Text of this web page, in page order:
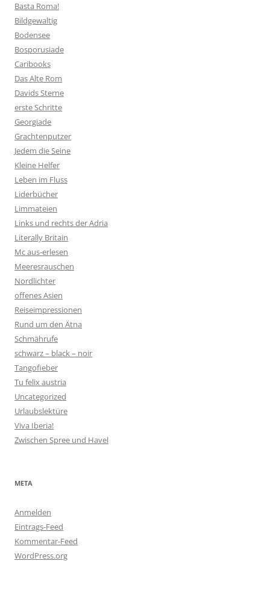
Basta Roma!
Bildgewaltig
Bodensee
Bosporusiade
Caribooks
Das Alte Rom
Davids Sterne
erste Schritte
Georgiade
Grachtenputzer
Jedem die Seine
Kleine Helfer
Leben im Fluss
Liderbücher
Limmateien
Links und rechts der Adria
Literally Britain
Mc aus-erlesen
Meeresrauschen
Nordlichter
offenes Asien
Reiseimpressionen
Rund um den Ätna
Schmährufe
schwarz – black – noir
Tangofieber
Tu felix austria
Uncategorized
Urlaubslektüre
Viva Iberia!
Zwischen Spree und Havel
META
Anmelden
Eintrags-Feed
Kommentar-Feed
WordPress.org